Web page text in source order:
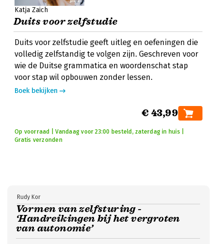
Katja Zaich
Duits voor zelfstudie
Duits voor zelfstudie geeft uitleg en oefeningen die
volledig zelfstandig te volgen zijn. Geschreven voor
wie de Duitse grammatica en woordenschat stap
voor stap wil opbouwen zonder lessen.
Boek bekijken
€ 43,99
Op voorraad | Vandaag voor 23:00 besteld, zaterdag in huis |
Gratis verzonden
Vormen van zelfsturing -
‘Handreikingen bij het vergroten
van autonomie’
Rudy Kor